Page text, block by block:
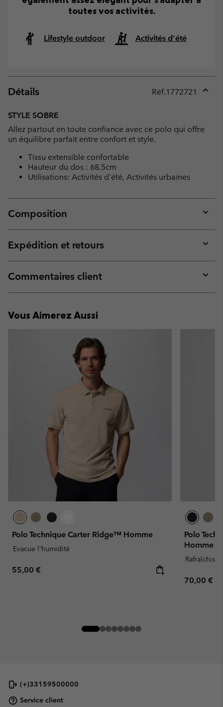
toutes vos activités.
Lifestyle outdoor Activités d'été
Détails Réf.1772721
STYLE SOBRE
Allez partout en toute confiance avec ce polo qui offre
un équilibre parfait entre confort et style.
Tissu extensible confortable
Hauteur du dos : 68.5cm
Utilisations: Activités d'été, Activités urbaines
Composition
or
Expédition et retours
or
Commentaires client
or
Vous Aimerez Aussi
Polo Technique Carter Ridge™ Homme
Evacue l'humidité
Regular price:
55,00 €
Polo
Homme
Regular
70,00 €
(+)33159500000
Service client